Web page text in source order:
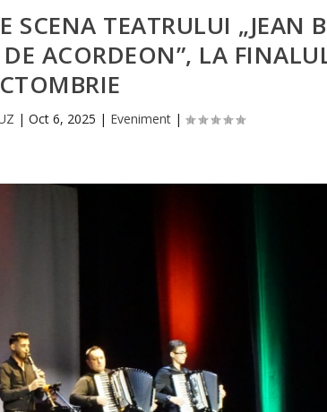
SCENA TEATRULUI „JEAN
ACORDEON”, LA
|Oct 6, 2025 | Eveniment |